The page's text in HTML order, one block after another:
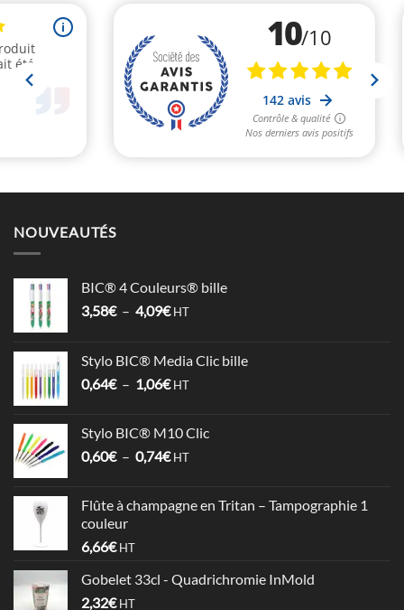
NOUVEAUTÉS
BIC® 4 Couleurs® bille
3,58€ – 4,09€Plage
3,58€
à
HT
Stylo BIC® Media Clic bille
0,64€ – 1,06€Plage
0,64€
à
HT
Stylo BIC® M10 Clic
0,60€ – 0,74€Plage
0,60€
HT
Flûte à champagne en Tritan – Tampographie 1
couleur
6,66€ HT
Gobelet 33cl - Quadrichromie InMold
2,32€ HT